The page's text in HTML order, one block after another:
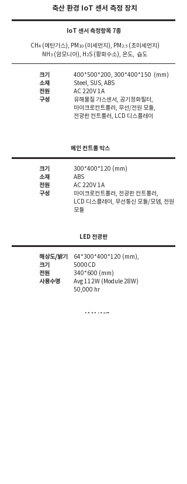
축산 환경 IoT 센서 측정 장치
IoT 센서 측정항목 7종
CH4 (메탄가스), PM 10(미세먼지), PM 2.5(초미세먼지)
NH 3 (암모니아), H 2S (황화수소), 온도, 습도
크기
소재
전원
​구성
400*500*200, 300*400*150 (mm)
Steel, SUS, ABS
AC 220V 1A
유해물질 가스센서, 공기정화필터,
마이크로컨트롤러, 무선/전원 모듈,
​전광판 컨트롤러, LCD 디스플레이
메인 컨트롤 박스
크기
소재
전원
​구성
300*400*120 (mm)
ABS
AC 220V 1A
마이크로컨트롤러, ​전광판 컨트롤러,
LCD 디스플레이, 무선통신 모듈/모뎀, 전원
모듈
LED 전광판
해상도/밝기
크기
전원
​사용수명
64*300*400*120 (mm),
5000CD
340*600 (mm)
Avg 112W (Module 28W)
50,000 hr
설치사례